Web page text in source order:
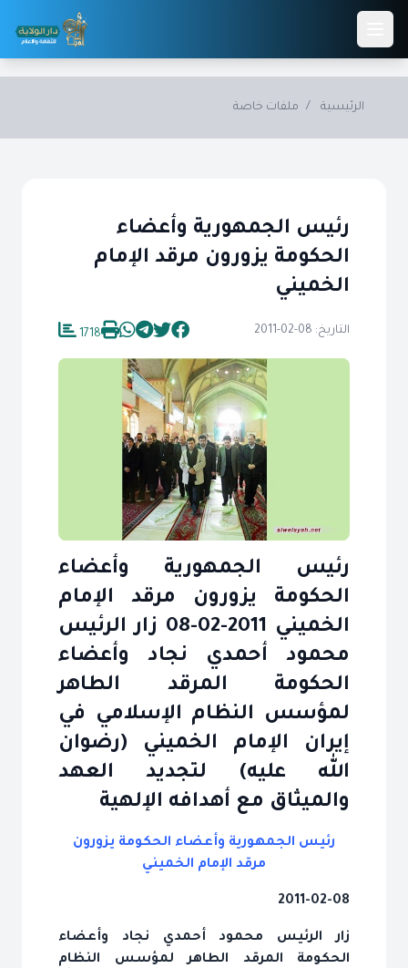
Skip to main content
الرئيسية / ملفات خاصة
رئيس الجمهورية وأعضاء
الحكومة يزورون مرقد الإمام
الخميني
التاريخ: 08-02-2011 1718
رئيس الجمهورية وأعضاء
الحكومة يزورون مرقد الإمام
الخميني 2011-02-08 زار الرئيس
محمود أحمدي نجاد وأعضاء
الحكومة المرقد الطاهر
لمؤسس النظام الإسلامي في
إيران الإمام الخميني (رضوان
الله عليه) لتجديد العهد
والميثاق مع أهدافه الإلهية
رئيس الجمهورية وأعضاء الحكومة يزورون
مرقد الإمام الخميني
2011-02-08
زار الرئيس محمود أحمدي نجاد وأعضاء
الحكومة المرقد الطاهر لمؤسس النظام